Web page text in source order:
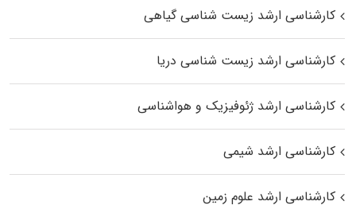
کارشناسی ارشد زیست‌ شناسی گیاهی
کارشناسی ارشد زیست‌ شناسی دریا
کارشناسی ارشد ژئوفیزیک و هواشناسی
کارشناسی ارشد شیمی
کارشناسی ارشد علوم زمین